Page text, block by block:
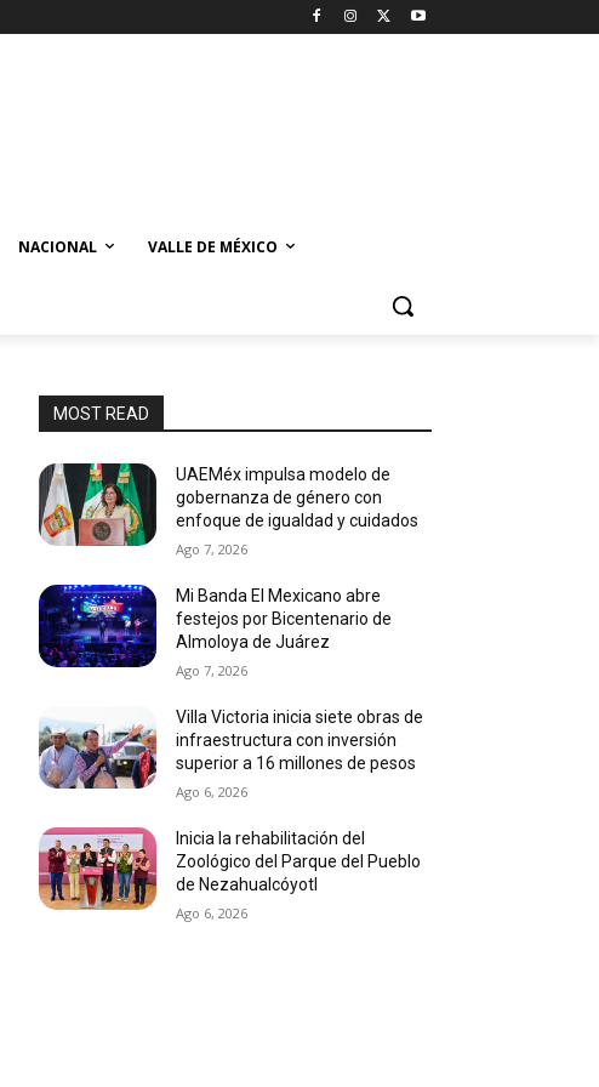
NACIONAL VALLE DE MÉXICO
MOST READ
UAEMéx impulsa modelo de
gobernanza de género con
enfoque de igualdad y cuidados
Ago 7, 2026
Mi Banda El Mexicano abre
festejos por Bicentenario de
Almoloya de Juárez
Ago 7, 2026
Villa Victoria inicia siete obras de
infraestructura con inversión
superior a 16 millones de pesos
Ago 6, 2026
Inicia la rehabilitación del
Zoológico del Parque del Pueblo
de Nezahualcóyotl
Ago 6, 2026